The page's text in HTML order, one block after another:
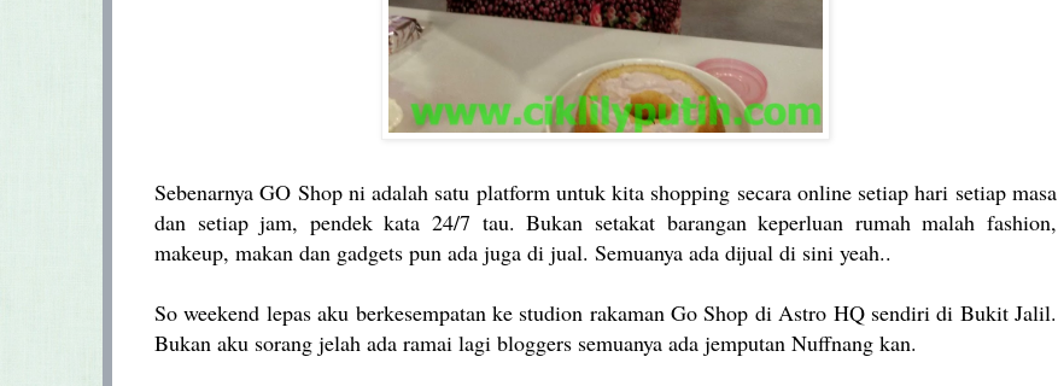
Sebenarnya GO Shop ni adalah satu platform untuk kita shopping secara online setiap hari setiap masa
dan setiap jam, pendek kata 24/7 tau. Bukan setakat barangan keperluan rumah malah fashion,
makeup, makan dan gadgets pun ada juga di jual. Semuanya ada dijual di sini yeah..
So weekend lepas aku berkesempatan ke studion rakaman Go Shop di Astro HQ sendiri di Bukit Jalil.
Bukan aku sorang jelah ada ramai lagi bloggers semuanya ada jemputan Nuffnang kan.